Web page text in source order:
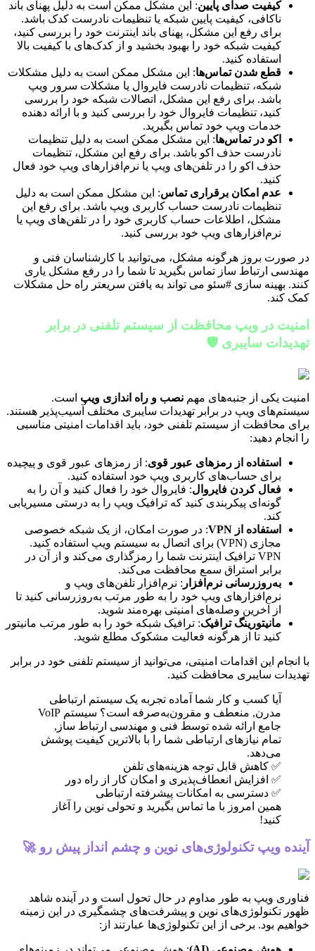
کیفیت صدای پایین: این مشکل ممکن است به دلیل پهنای باند
ناکافی، کیفیت پایین شبکه یا تنظیمات نادرست کدک باشد.
برای رفع این مشکل، پهنای باند اینترنت خود را بررسی کنید،
کیفیت شبکه خود را بهبود بخشید و از کدک‌های با کیفیت بالا
استفاده کنید.
قطع شدن تماس‌ها: این مشکل ممکن است به دلیل مشکلات
شبکه، تنظیمات نادرست فایروال یا مشکلات سرور ویپ
باشد. برای رفع این مشکل، اتصالات شبکه خود را بررسی
کنید، تنظیمات فایروال خود را بررسی کنید و با ارائه دهنده
خدمات ویپ خود تماس بگیرید.
اکو در تماس‌ها: این مشکل ممکن است به دلیل تنظیمات
نادرست حذف اکو باشد. برای رفع این مشکل، تنظیمات
حذف اکو را در تلفن‌های ویپ یا نرم‌افزارهای ویپ خود فعال
کنید.
عدم امکان برقراری تماس: این مشکل ممکن است به دلیل
تنظیمات نادرست حساب کاربری ویپ باشد. برای رفع این
مشکل، اطلاعات حساب کاربری خود را در تلفن‌های ویپ یا
نرم‌افزارهای ویپ خود بررسی کنید.
در صورت بروز هرگونه مشکل، می‌توانید با کارشناسان فنی و
مهندسی ارتباط ساز تماس بگیرید تا شما را در رفع مشکل یاری
کنند. بهینه سازی #سئو می تواند به یافتن سریعتر راه حل مشکلات
کمک کند.
امنیت در ویپ محافظت از سیستم تلفنی در برابر
تهدیدات سایبری 🛡️
امنیت یکی از جنبه‌های مهم نصب و راه اندازی ویپ است.
سیستم‌های ویپ در برابر تهدیدات سایبری مختلف آسیب‌پذیر هستند.
برای محافظت از سیستم تلفنی خود، باید اقدامات امنیتی مناسبی
را انجام دهید:
استفاده از رمزهای عبور قوی: از رمزهای عبور قوی و پیچیده
برای حساب‌های کاربری ویپ خود استفاده کنید.
فعال کردن فایروال: فایروال خود را فعال کنید و آن را به
گونه‌ای پیکربندی کنید که ترافیک ویپ را به درستی مسیریابی
کند.
استفاده از VPN
: در صورت امکان، از یک شبکه خصوصی
مجازی (VPN) برای اتصال به سیستم ویپ استفاده کنید.
VPN ترافیک اینترنت شما را رمزگذاری می‌کند و از آن در
برابر استراق سمع محافظت می‌کند.
به‌روزرسانی نرم‌افزار : نرم‌افزار تلفن‌های ویپ و
نرم‌افزارهای ویپ خود را به طور مرتب به‌روزرسانی کنید تا
از آخرین وصله‌های امنیتی بهره‌مند شوید.
مانیتورینگ ترافیک: ترافیک شبکه خود را به طور مرتب مانیتور
کنید تا از هرگونه فعالیت مشکوک مطلع شوید.
با انجام این اقدامات امنیتی، می‌توانید از سیستم تلفنی خود در برابر
تهدیدات سایبری محافظت کنید.
آیا کسب و کار شما آماده تجربه یک سیستم ارتباطی
مدرن, منعطف و مقرون‌به‌صرفه است؟ سیستم VoIP
جامع ارائه شده توسط فنی و مهندسی ارتباط ساز,
تمام نیازهای ارتباطی شما را با بالاترین کیفیت پوشش
می‌دهد.
✅ کاهش قابل توجه هزینه‌های تلفن
✅ افزایش انعطاف‌پذیری و امکان کار از راه دور
✅ دسترسی به امکانات پیشرفته ارتباطی
همین امروز با ما تماس بگیرید و تحولی نوین را آغاز
کنید!
آینده ویپ تکنولوژی‌های نوین و چشم انداز پیش رو 🚀
فناوری ویپ به طور مداوم در حال تحول است و در آینده شاهد
ظهور تکنولوژی‌های نوین و پیشرفت‌های چشمگیری در این زمینه
خواهیم بود. برخی از این تکنولوژی‌ها عبارتند از: